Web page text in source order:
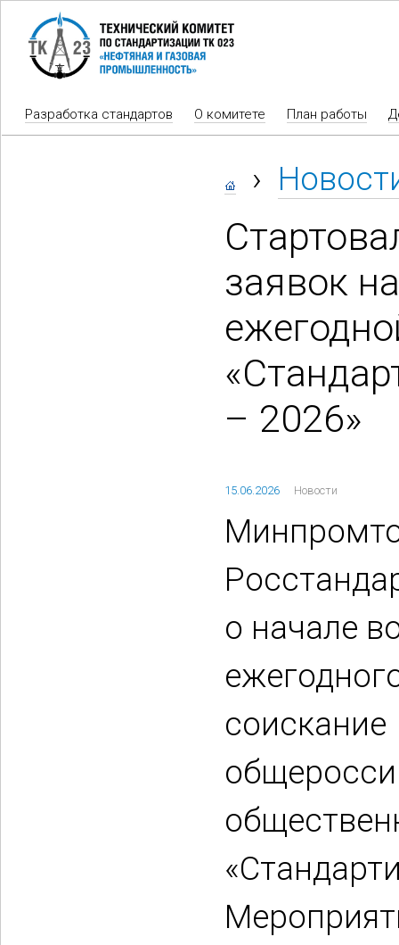
Разработка стандартов О комитете План работы
›
заявок
– 2026»
15.06.2026 Новости
о начале
соискание